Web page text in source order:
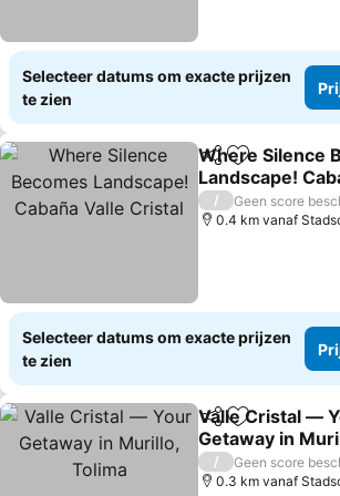
Selecteer datums om exacte prijzen
te zien
DelenToevoegen
Where Silence
Landscape!
Cristal
Prijzen bekijken
/
Geen score
0.4 km vanaf
Selecteer datums om exacte prijzen
te zien
DelenToevoegen
Valle Cristal —
Getaway in
Tolima
Prijzen bekijken
/
Geen score
0.3 km vanaf